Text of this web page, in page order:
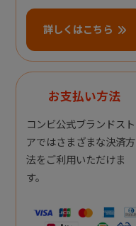
詳しくはこちら
お支払い方法
コンビ公式ブランドスト
アではさまざまな決済方
法をご利用いただけま
す。